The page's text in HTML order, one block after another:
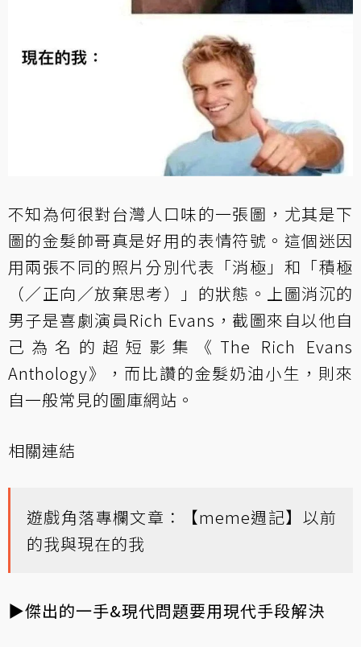
不知為何很對台灣人口味的一張圖，尤其是下
圖的金髮帥哥真是好用的表情符號。這個迷因
用兩張不同的照片分別代表「消極」和「積極
（／正向／放棄思考）」的狀態。上圖消沉的
男子是喜劇演員Rich Evans，截圖來自以他自
己為名的超短影集《The Rich Evans
Anthology》，而比讚的金髮奶油小生，則來
自一般常見的圖庫網站。
相關連結
遊戲角落專欄文章：
【meme週記】以前
的我與現在的我
▶傑出的一手&現代問題要用現代手段解決